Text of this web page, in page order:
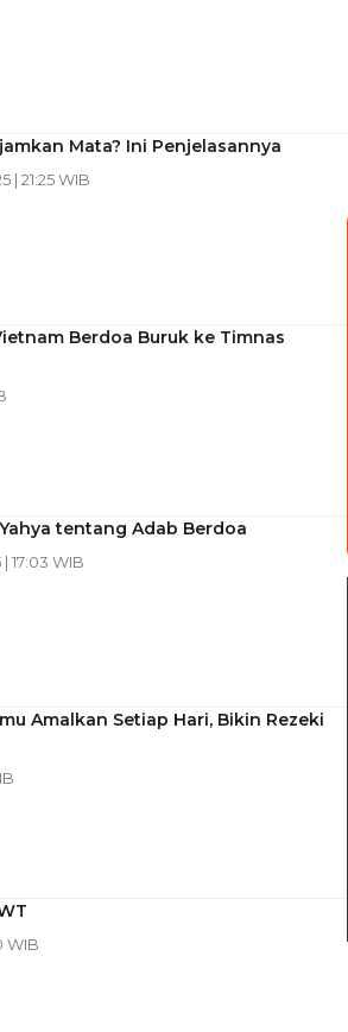
Mata? Ini Penjelasannya
| 21:25 WIB
Berdoa Buruk ke Timnas
tentang Adab Berdoa
17:03 WIB
Amalkan Setiap Hari, Bikin Rezeki
WIB